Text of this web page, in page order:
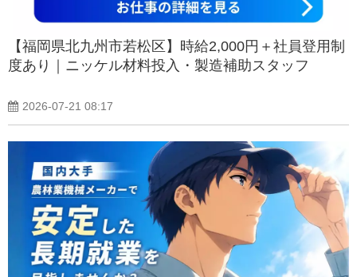
【福岡県北九州市若松区】時給2,000円＋社員登用制
度あり｜ニッケル材料投入・製造補助スタッフ
2026-07-21 08:17